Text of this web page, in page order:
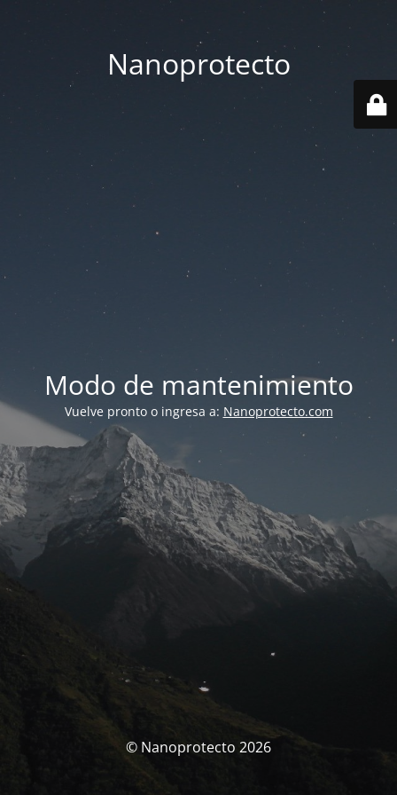
Nanoprotecto
Modo de mantenimiento
Vuelve pronto o ingresa a: Nanoprotecto.com
© Nanoprotecto 2026